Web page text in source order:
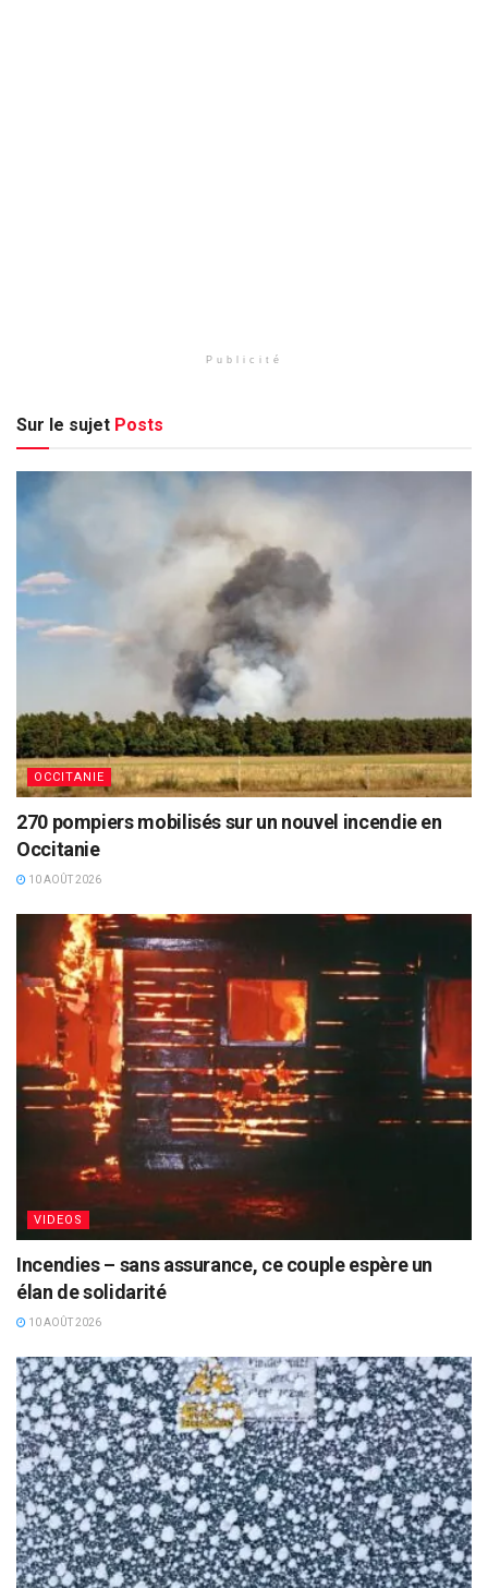
Publicité
Sur le sujet Posts
OCCITANIE
270 pompiers mobilisés sur un nouvel incendie en
Occitanie
10 AOÛT 2026
VIDEOS
Incendies – sans assurance, ce couple espère un
élan de solidarité
10 AOÛT 2026